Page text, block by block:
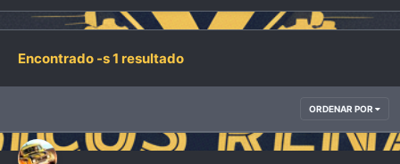
Encontrado -s 1 resultado
ORDENAR POR